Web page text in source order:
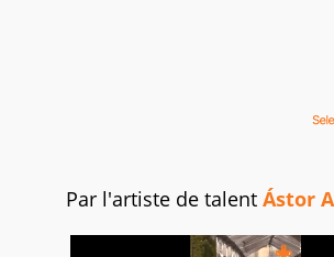
Par l'artiste de talent Ástor